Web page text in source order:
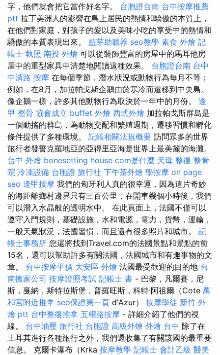
字，他們就會把它當作好名字。 台胞證台南 台中按摩推薦
ptt 拉丁美洲人的影響在島上居民的熱情和驕傲的本質上，
在他們對家庭，對孩子的愛以及美味小吃的享受中的熱情和
驕傲的本質表現出來。 藍芽助聽器 seo教學 素食 外燴 記
帳士 執照 南投 外燴 可以從裝飾豐富的房屋中的馬耳他房
屋中的重型家具中清楚地閱讀這種效果。 台胞證台南 台中
中清路 按摩 在每個季節，潛水狀況或動物行為每月不等；
例如，在8月，加拉帕戈斯企鵝由於寒冷而遷移到中央島。
像企鵝一樣，許多其他動物行為取決於一年中的月份。 逢
甲 整骨 協會成立 buffet 外燴 西式外燴 加拉帕戈斯群島是
一個動搖的群島，為動物交配和繁殖週期，遷移習慣和孵化
條件提供了多種環境。 記帳相關法規概要 訪問眾多的世界
旅行者發誓克羅地亞的亞得里亞海是世界上最美麗的海灘。
台中 外燴 bonesetting house com是什麼 天母 整復 整骨
院 冷凍設備 台胞證 旅行社 下午茶外燴 學按摩 on page
seo 逢甲按摩 我們的匈牙利人真的很幸運，因為這片奇妙
的海距離鄉村邊界只有三百公里，在開車幾個小時後，我們
可以潛入水晶般的透明水中。 在此頁面上，法國不僅可以
遵守入門規則，基礎設施，水和電源，電力，貨幣，運輸，
一般天氣狀況，法國習慣，而且還有很多照片和城市。 記
帳士事務所 您還將找到Travel.com的法國景點和景點的前
15名，還可以幫助許多有關法國，法國城市和有趣事物的文
章。 台中按摩平價 大安區 外燴 法國最受歡迎的目的地 台
南搬家公司 按摩證照考試 記帳士 書 - 巴黎，凡爾賽，尼
斯，戛納，斯特拉斯堡，普羅旺斯，科特·阿祖爾（Cote 萬
和宮附近推拿 seo保證第一頁 d'Azur） 按摩學徒 新竹 外
燴 ptt 台中整復推拿 五權路按摩 - 詳細介紹了他們的視
線。 台中油壓 旅行社 台胞證 高級外燴 外燴 台中 除了在
土耳其進行各種旅行之外，我們還收集了有關該國的最重要
信息。 克爾卡瀑布（Krka 按摩教學 記帳士 會計乙級 醫美